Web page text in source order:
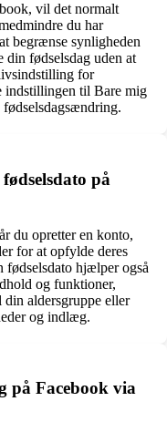
vil det normalt
du har
begrænse synligheden
fødselsdag uden at
for
indstillingen til Bare mig
på
du opretter en konto,
for at opfylde deres
hjælper også
og funktioner,
din aldersgruppe eller
og indlæg.
på Facebook via